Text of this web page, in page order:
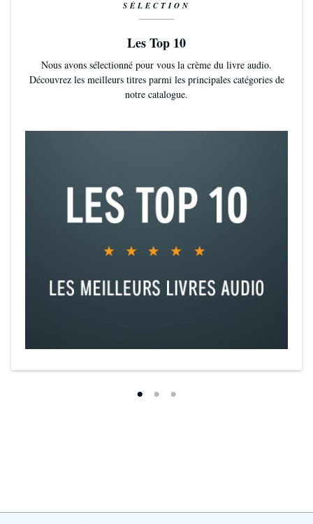
SÉLECTION
Les Top 10
Nous avons sélectionné pour vous la crème du livre audio.
Découvrez les meilleurs titres parmi les principales catégories de
notre catalogue.